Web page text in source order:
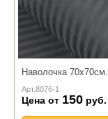
Наволочка
Арт.8076-1
Цена от 150 руб.